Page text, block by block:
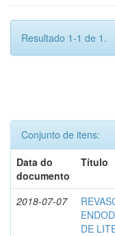
Resultado 1-1 de 1.
Conjunto de itens:
Data do
documento
Título
2018-07-07
DE